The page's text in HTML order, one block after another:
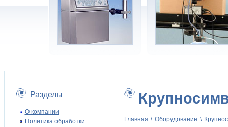
Разделы
О компании
Политика обработки
Главная \ Оборудование \